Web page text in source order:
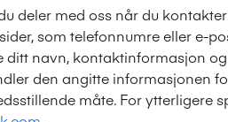
deler med oss når du
som telefonnumre eller e-
ditt navn, kontaktinformasjon
den angitte informasjonen
måte. For ytterligere